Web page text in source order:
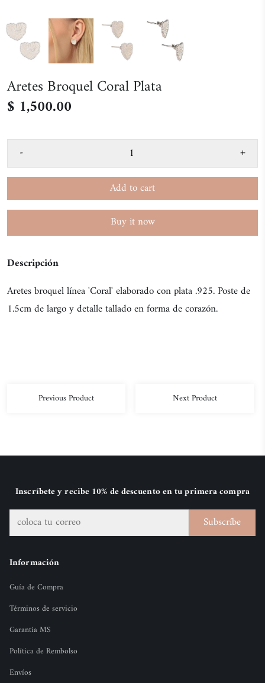
Aretes Broquel Coral Plata
$ 1,500.00
-
+
Add to cart
Buy it now
Descripción
Aretes broquel línea 'Coral' elaborado con plata .925. Poste de
1.5cm de largo y detalle tallado en forma de corazón.
Previous Product Next Product
Inscríbete y recibe 10% de descuento en tu primera compra
Subscríbe
Información
Guía de Compra
Términos de servicio
Garantía MS
Política de Rembolso
Envíos